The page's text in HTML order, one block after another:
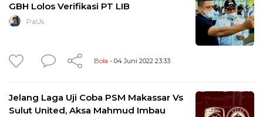
GBH Lolos Verifikasi PT LIB
PaUs
Bola - 04 Juni 2022 23:33
Jelang Laga Uji Coba PSM Makassar Vs
Sulut United, Aksa Mahmud Imbau